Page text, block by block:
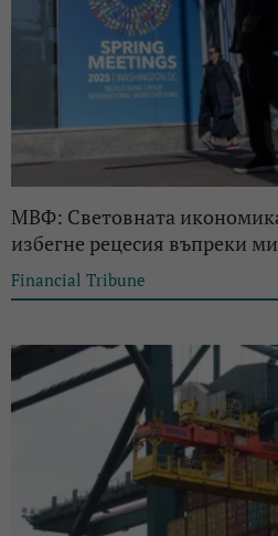
МВФ: Световната
избегне рецесия въпреки
Financial Tribune